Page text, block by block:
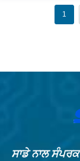
1
ਸਾਡੇ ਨਾਲ